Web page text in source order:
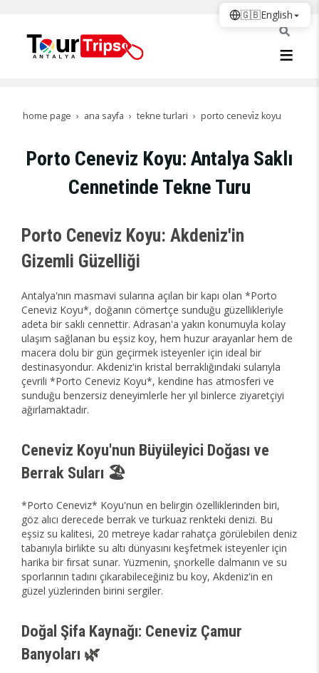
home page ana sayfa tekne turlari porto cenevi̇z koyu
Porto Ceneviz Koyu: Antalya Saklı
Cennetinde Tekne Turu
Porto Ceneviz Koyu: Akdeniz'in
Gizemli Güzelliği
Antalya'nın masmavi sularına açılan bir kapı olan *Porto
Ceneviz Koyu*, doğanın cömertçe sunduğu güzellikleriyle
adeta bir saklı cennettir. Adrasan'a yakın konumuyla kolay
ulaşım sağlanan bu eşsiz koy, hem huzur arayanlar hem de
macera dolu bir gün geçirmek isteyenler için ideal bir
destinasyondur. Akdeniz'in kristal berraklığındaki sularıyla
çevrili *Porto Ceneviz Koyu*, kendine has atmosferi ve
sunduğu benzersiz deneyimlerle her yıl binlerce ziyaretçiyi
ağırlamaktadır.
Ceneviz Koyu'nun Büyüleyici Doğası ve
Berrak Suları 🏖️
*Porto Ceneviz* Koyu'nun en belirgin özelliklerinden biri,
göz alıcı derecede berrak ve turkuaz renkteki denizi. Bu
eşsiz su kalitesi, 20 metreye kadar rahatça görülebilen deniz
tabanıyla birlikte su altı dünyasını keşfetmek isteyenler için
harika bir fırsat sunar. Yüzmenin, şnorkelle dalmanın ve su
sporlarının tadını çıkarabileceğiniz bu koy, Akdeniz'in en
güzel yüzlerinden birini sergiler.
Doğal Şifa Kaynağı: Ceneviz Çamur
Banyoları 🌿
🇬🇧English